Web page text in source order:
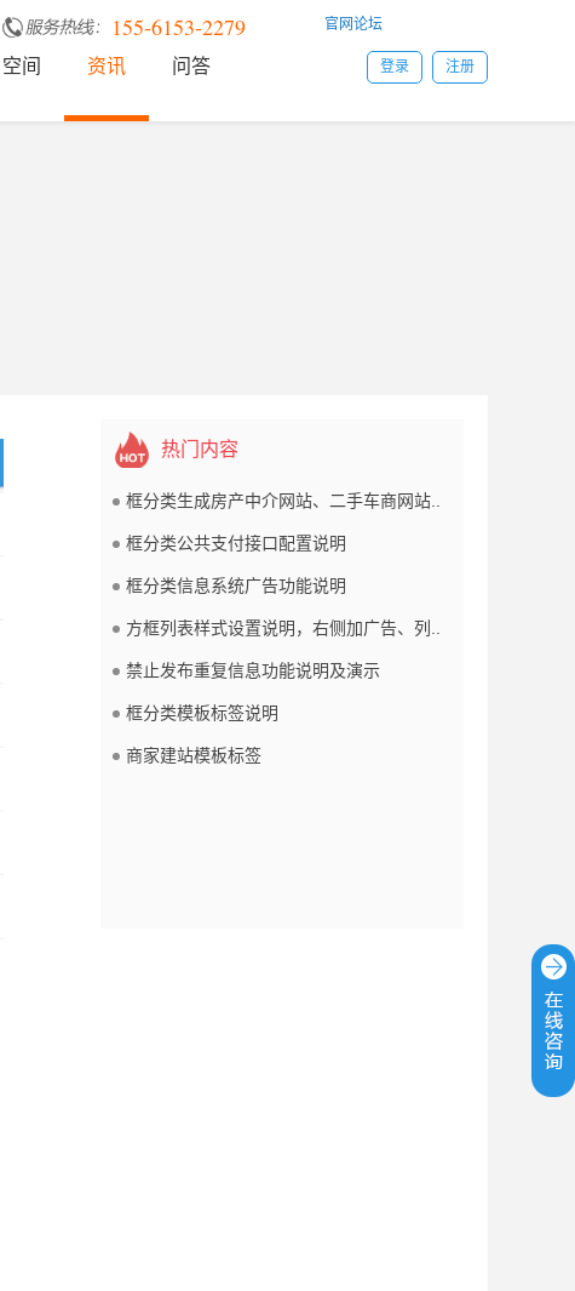
空间 资讯 问答 登录 注册
155-6153-2279 官网论坛
热门内容
框分类生成房产中介网站、二手车商网站..
框分类公共支付接口配置说明
框分类信息系统广告功能说明
方框列表样式设置说明，右侧加广告、列..
禁止发布重复信息功能说明及演示
框分类模板标签说明
商家建站模板标签